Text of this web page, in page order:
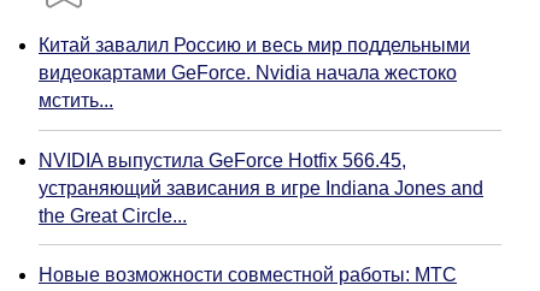
Китай завалил Россию и весь мир поддельными
видеокартами GeForce. Nvidia начала жестоко
мстить...
NVIDIA выпустила GeForce Hotfix 566.45,
устраняющий зависания в игре Indiana Jones and
the Great Circle...
Новые возможности совместной работы: МТС